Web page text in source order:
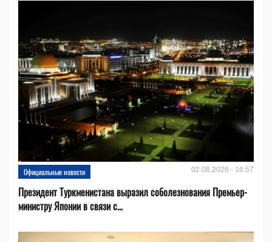
Официальные новости 02.08.2026 - 16:57
Президент Туркменистана выразил соболезнования Премьер-
министру Японии в связи с...